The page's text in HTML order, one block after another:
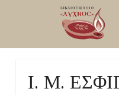
Ι. Μ.